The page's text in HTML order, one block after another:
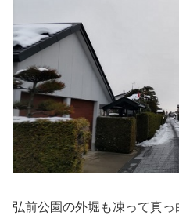
弘前公園の外堀も凍って真っ